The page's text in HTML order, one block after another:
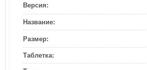
Версия:
Название:
Размер:
Таблетка: